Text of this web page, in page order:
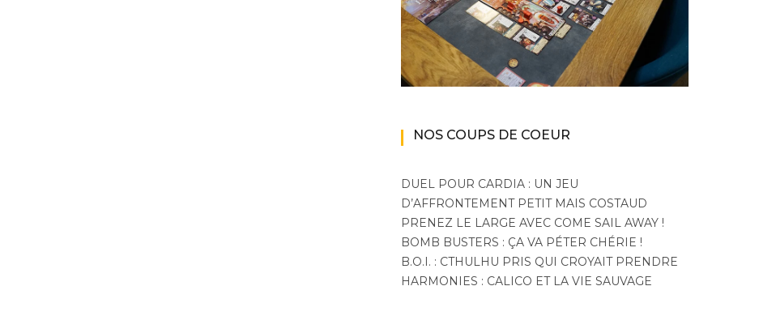
NOS COUPS DE COEUR
DUEL POUR CARDIA : UN JEU
D’AFFRONTEMENT PETIT MAIS COSTAUD
PRENEZ LE LARGE AVEC COME SAIL AWAY !
BOMB BUSTERS : ÇA VA PÉTER CHÉRIE !
B.O.I. : CTHULHU PRIS QUI CROYAIT PRENDRE
HARMONIES : CALICO ET LA VIE SAUVAGE